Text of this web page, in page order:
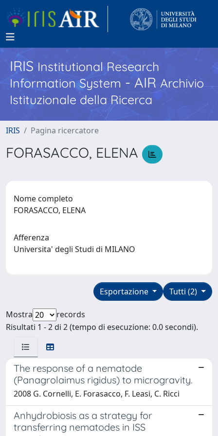
IRISInstitutional Research
Information System - AIR Archivio
Istituzionale della Ricerca
IRIS Pagina ricercatore
FORASACCO, ELENA
Nome completo
FORASACCO, ELENA
Afferenza
Universita' degli Studi di MILANO
Tutti (2)
Esportazione
Mostra
records
Risultati 1 - 2 di 2 (tempo di esecuzione: 0.0 secondi).
The response of a nematode
(Panagrolaimus rigidus) to microgravity.
2008 G. Cornelli, E. Forasacco, F. Leasi, C. Ricci
Anhydrobiosis as a strategy for
transferring nematodes in ISS